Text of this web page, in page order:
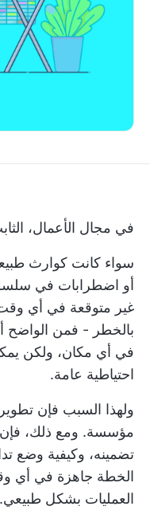
في مجال الأعمال،
سواء كانت كوارث
أو اضطرابات في
غير متوقعة في أي
بالخطر - فمن الواضح
في أي مكان، ولكن
احتياطية عامة.
ولهذا السبب فإن تطوير
مؤسسة. ومع ذلك،
تضمينه، وكيفية وضع
الخطة جاهزة في أي
العمليات بشكل طبيعي.